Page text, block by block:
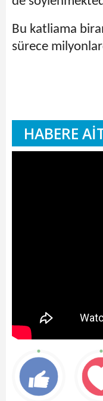
Bu katliama
sürece
HABERE